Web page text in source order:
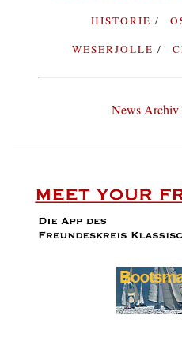
HISTORIE
WESERJOLLE
News Archiv